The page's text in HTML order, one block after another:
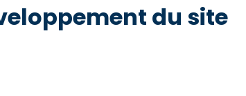
du site